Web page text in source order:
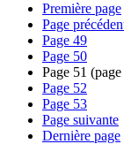
Première page
Page
Page 49
Page 50
Page 51
Page 52
Page 53
Page suivante
Dernière page